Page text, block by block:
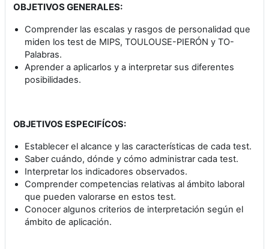
OBJETIVOS GENERALES:
Comprender las escalas y rasgos de personalidad que
miden los test de MIPS, TOULOUSE-PIERÓN y TO-
Palabras.
Aprender a aplicarlos y a interpretar sus diferentes
posibilidades.
OBJETIVOS ESPECIFÍCOS:
Establecer el alcance y las características de cada test.
Saber cuándo, dónde y cómo administrar cada test.
Interpretar los indicadores observados.
Comprender competencias relativas al ámbito laboral
que pueden valorarse en estos test.
Conocer algunos criterios de interpretación según el
ámbito de aplicación.